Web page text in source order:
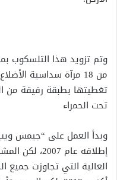
تغطيتها بطبقة رقيقة من
تحت الحمراء
إطلاقه عام
العالية التي تجاوزت جميع